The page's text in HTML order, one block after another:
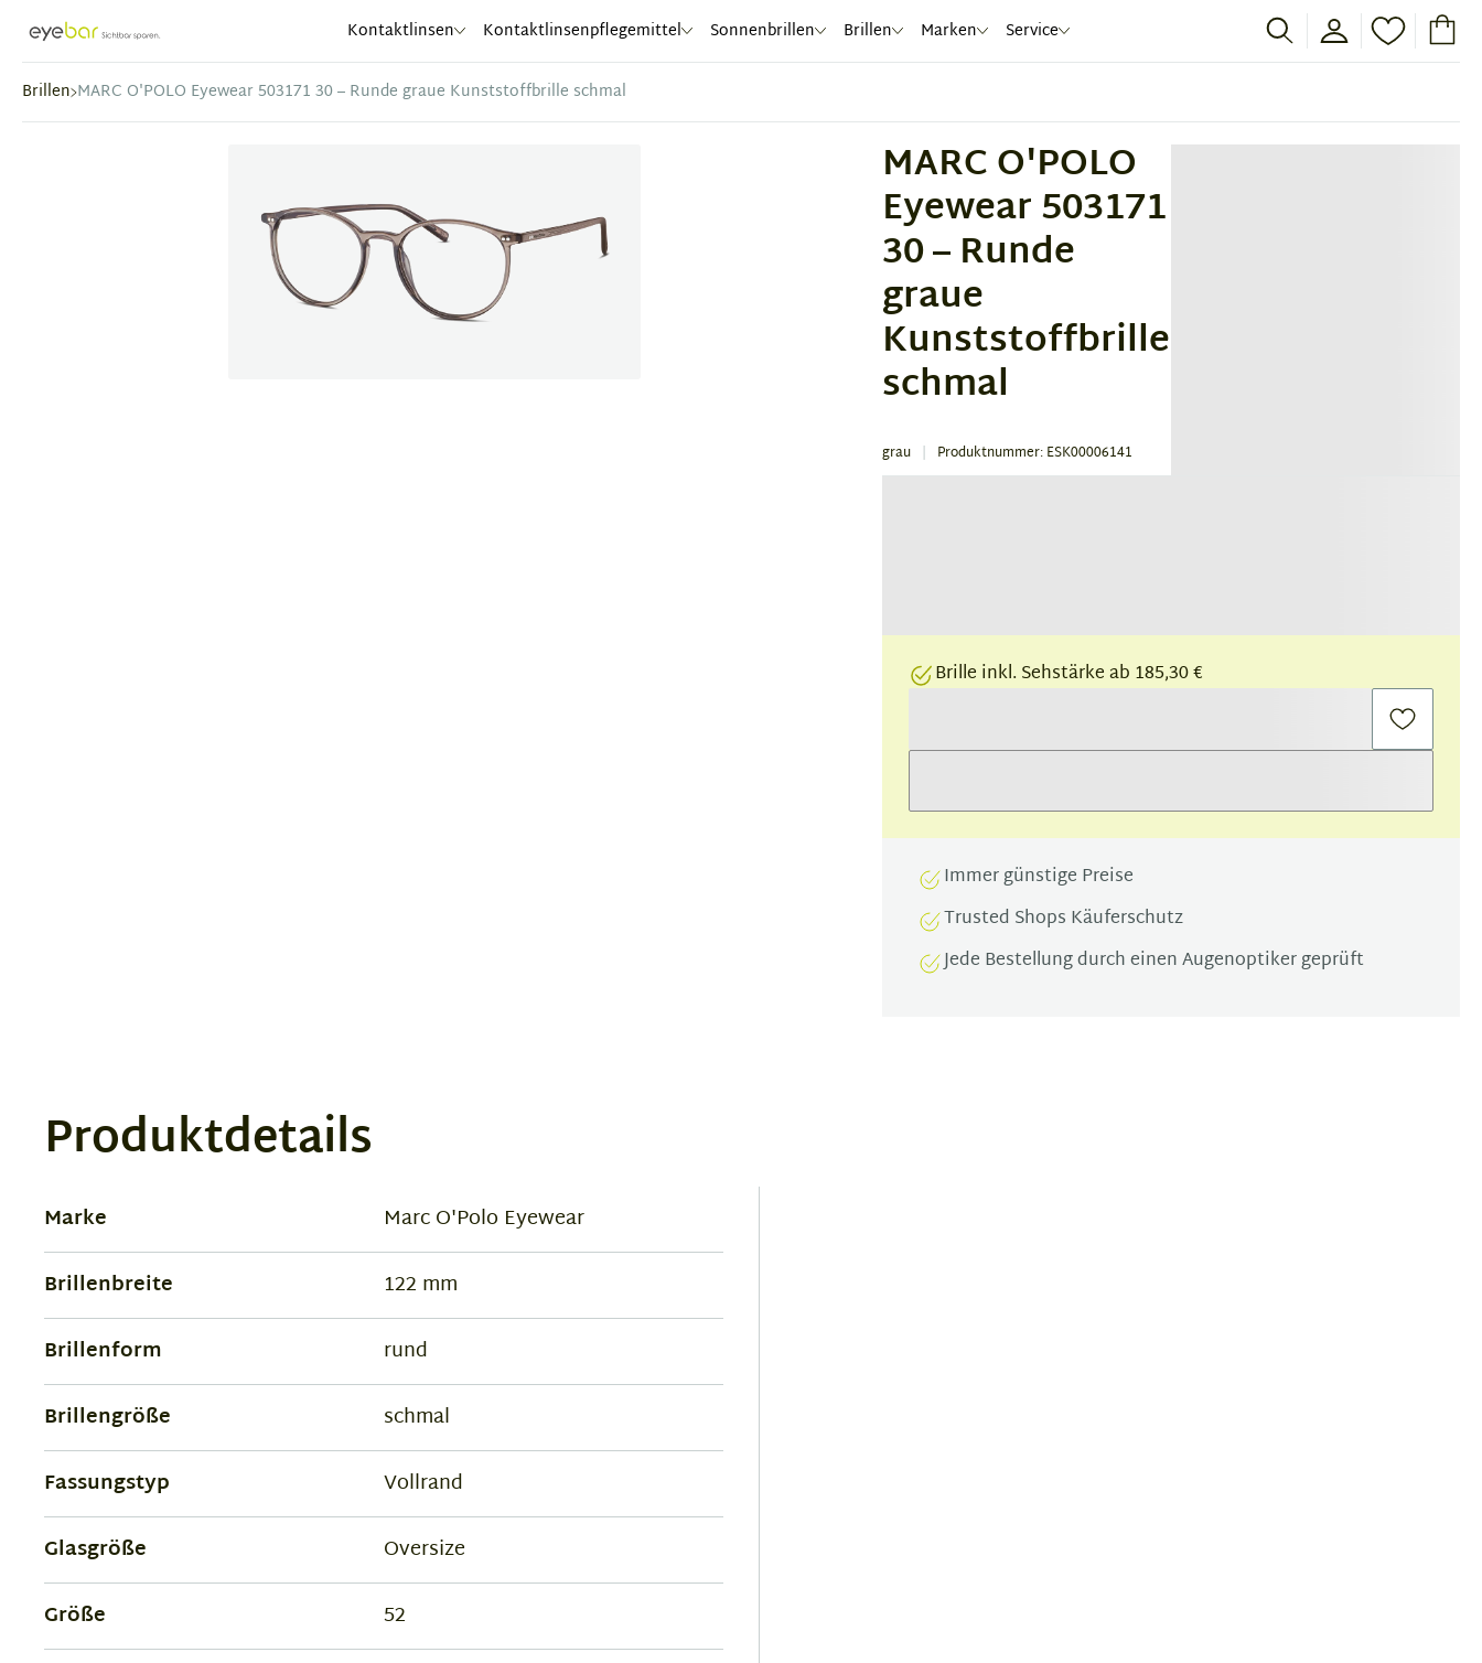
Abele Optic Kontaktlinsen Kontaktlinsenpflegemittel Sonnenbrillen Brillen Marken Service
Brillen MARC O'POLO Eyewear 503171 30 – Runde graue Kunststoffbrille schmal
MARC O'POLO
Eyewear 503171
30 – Runde
graue
Kunststoffbrille
schmal
grau Produktnummer: ESK00006141
Brille inkl. Sehstärke ab 185,30 €
Immer günstige Preise
Trusted Shops Käuferschutz
Jede Bestellung durch einen Augenoptiker geprüft
Produktdetails
Marke
Marc O'Polo Eyewear
Brillenbreite
122 mm
Brillenform
rund
Brillengröße
schmal
Fassungstyp
Vollrand
Glasgröße
Oversize
Größe
52